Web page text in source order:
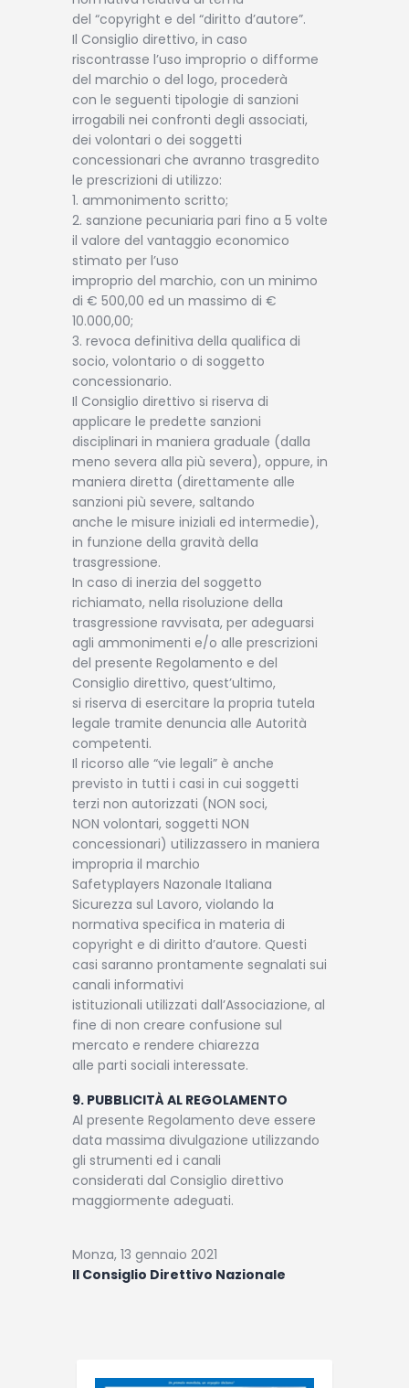
del “copyright e del “diritto d’autore”.
Il Consiglio direttivo, in caso
riscontrasse l’uso improprio o difforme
del marchio o del logo, procederà
con le seguenti tipologie di sanzioni
irrogabili nei confronti degli associati,
dei volontari o dei soggetti
concessionari che avranno trasgredito
le prescrizioni di utilizzo:
1. ammonimento scritto;
2. sanzione pecuniaria pari fino a 5 volte
il valore del vantaggio economico
stimato per l’uso
improprio del marchio, con un minimo
di € 500,00 ed un massimo di €
10.000,00;
3. revoca definitiva della qualifica di
socio, volontario o di soggetto
concessionario.
Il Consiglio direttivo si riserva di
applicare le predette sanzioni
disciplinari in maniera graduale (dalla
meno severa alla più severa), oppure, in
maniera diretta (direttamente alle
sanzioni più severe, saltando
anche le misure iniziali ed intermedie),
in funzione della gravità della
trasgressione.
In caso di inerzia del soggetto
richiamato, nella risoluzione della
trasgressione ravvisata, per adeguarsi
agli ammonimenti e/o alle prescrizioni
del presente Regolamento e del
Consiglio direttivo, quest’ultimo,
si riserva di esercitare la propria tutela
legale tramite denuncia alle Autorità
competenti.
Il ricorso alle “vie legali” è anche
previsto in tutti i casi in cui soggetti
terzi non autorizzati (NON soci,
NON volontari, soggetti NON
concessionari) utilizzassero in maniera
impropria il marchio
Safetyplayers Nazonale Italiana
Sicurezza sul Lavoro, violando la
normativa specifica in materia di
copyright e di diritto d’autore. Questi
casi saranno prontamente segnalati sui
canali informativi
istituzionali utilizzati dall’Associazione, al
fine di non creare confusione sul
mercato e rendere chiarezza
alle parti sociali interessate.
9. PUBBLICITÀ AL REGOLAMENTO
Al presente Regolamento deve essere
data massima divulgazione utilizzando
gli strumenti ed i canali
considerati dal Consiglio direttivo
maggiormente adeguati.
Monza, 13 gennaio 2021
Il Consiglio Direttivo Nazionale